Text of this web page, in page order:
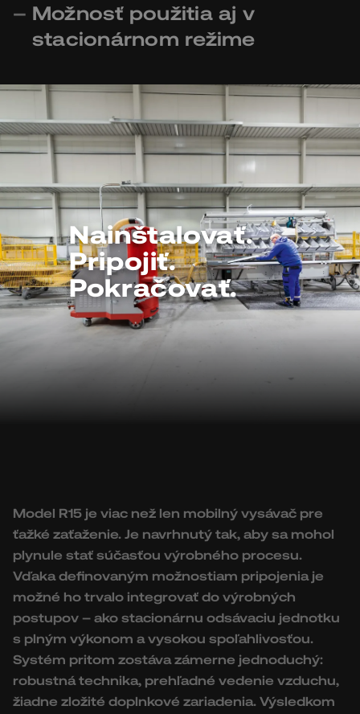
Možnosť použitia aj v
stacionárnom režime
Nainštalovať.
Pripojiť.
Pokračovať.
Model R15 je viac než len mobilný vysávač pre
ťažké zaťaženie. Je navrhnutý tak, aby sa mohol
plynule stať súčasťou výrobného procesu.
Vďaka definovaným možnostiam pripojenia je
možné ho trvalo integrovať do výrobných
postupov – ako stacionárnu odsávaciu jednotku
s plným výkonom a vysokou spoľahlivosťou.
Systém pritom zostáva zámerne jednoduchý:
robustná technika, prehľadné vedenie vzduchu,
žiadne zložité doplnkové zariadenia. Výsledkom